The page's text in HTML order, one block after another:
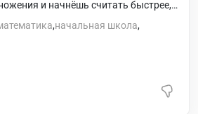
и начнёшь считать быстрее,
в TikTok. ⚡️ Тебя ждут: 🚀 кибер-
титулы 🏆 зал славы Выбирай
рекорды. 🔥
,начальная школа,